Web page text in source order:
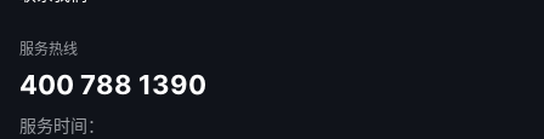
服务热线
400 788 1390
服务时间：